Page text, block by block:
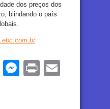
dos preços dos
blindando o país
LinkedIn
Messenger
Print